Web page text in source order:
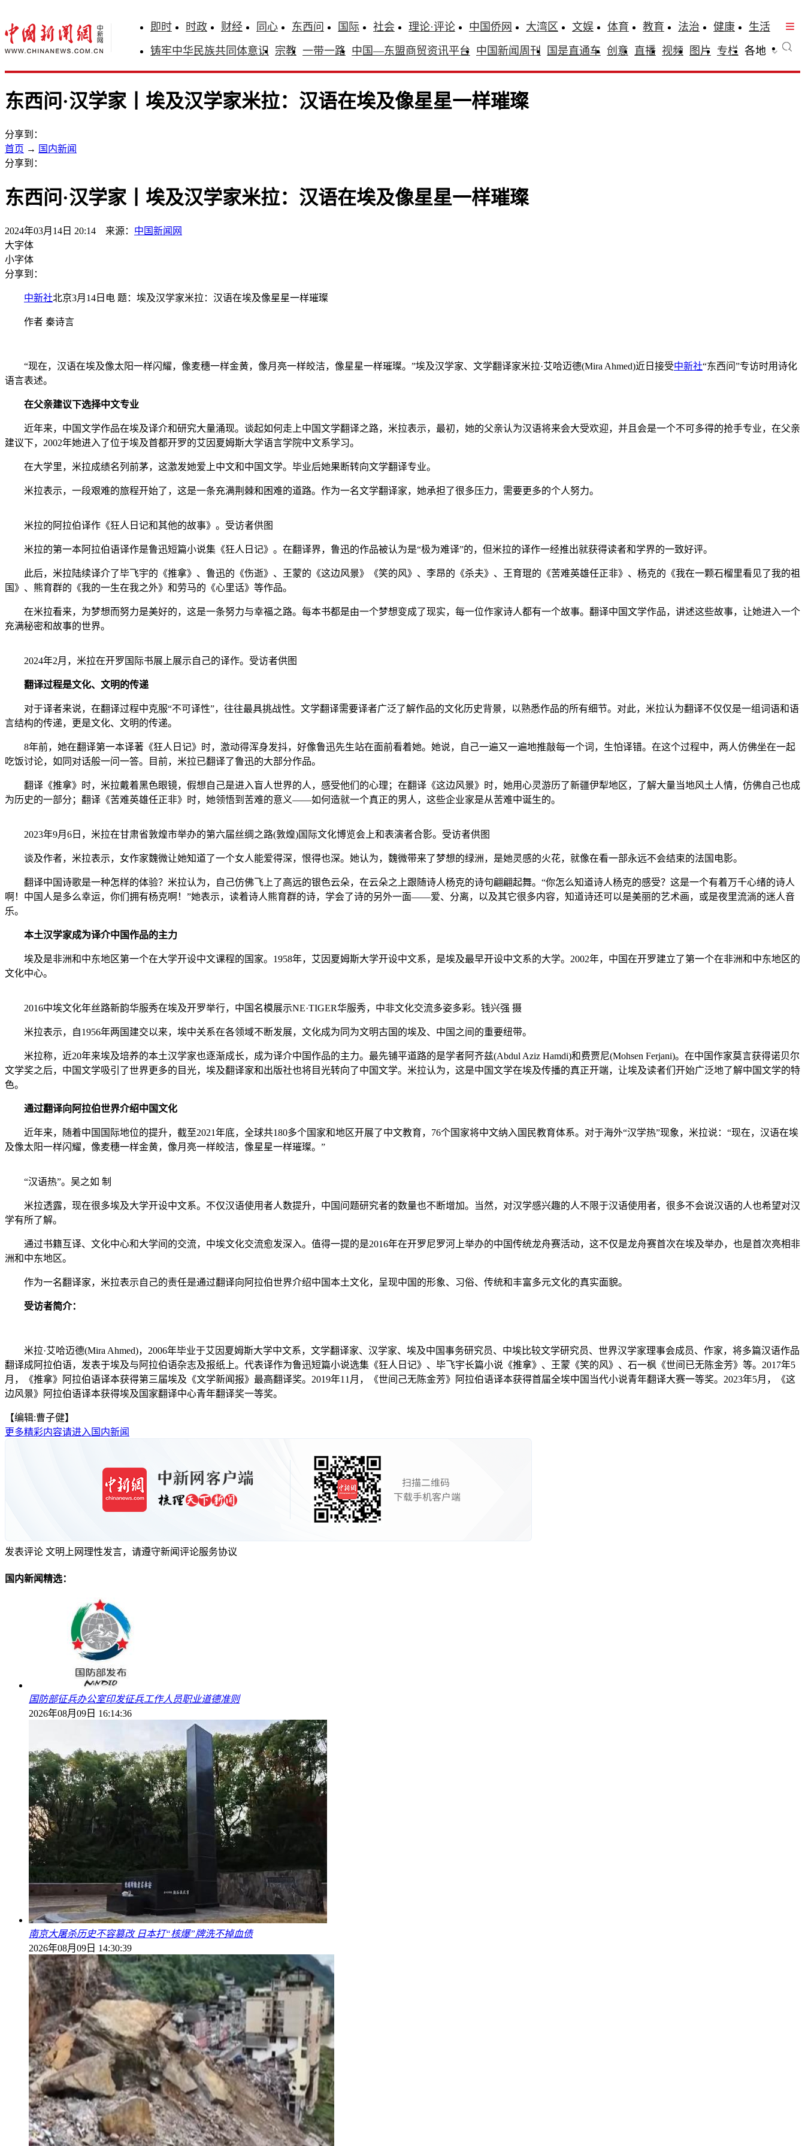
即时 时政 财经 同心 东西问 国际 社会 理论·评论 中国侨网 大湾区 文娱 体育 教育 法治 健康
生活
铸牢中华民族共同体意识 宗教 一带一路 中国—东盟商贸资讯平台 中国新闻周刊 国是直通车 创意 直播 视频 图片 专栏 各地
东西问·汉学家丨埃及汉学家米拉：汉语在埃及像星星一样璀璨
分享到：
首页 → 国内新闻
分享到：
东西问·汉学家丨埃及汉学家米拉：汉语在埃及像星星一样璀璨
2024年03月14日 20:14 来源： 中国新闻网
大字体
小字体
分享到：
中新社北京3月14日电 题：埃及汉学家米拉：汉语在埃及像星星一样璀璨
作者 秦诗言
“现在，汉语在埃及像太阳一样闪耀，像麦穗一样金黄，像月亮一样皎洁，像星星一样璀璨。”埃及汉学家、文学翻译家米拉·艾哈迈德(Mira Ahmed)近日接受中新社“东西问”专访时用诗化
语言表述。
在父亲建议下选择中文专业
近年来，中国文学作品在埃及译介和研究大量涌现。谈起如何走上中国文学翻译之路，米拉表示，最初，她的父亲认为汉语将来会大受欢迎，并且会是一个不可多得的抢手专业，在父亲
建议下，2002年她进入了位于埃及首都开罗的艾因夏姆斯大学语言学院中文系学习。
在大学里，米拉成绩名列前茅，这激发她爱上中文和中国文学。毕业后她果断转向文学翻译专业。
米拉表示，一段艰难的旅程开始了，这是一条充满荆棘和困难的道路。作为一名文学翻译家，她承担了很多压力，需要更多的个人努力。
米拉的阿拉伯译作《狂人日记和其他的故事》。受访者供图
米拉的第一本阿拉伯语译作是鲁迅短篇小说集《狂人日记》。在翻译界，鲁迅的作品被认为是“极为难译”的，但米拉的译作一经推出就获得读者和学界的一致好评。
此后，米拉陆续译介了毕飞宇的《推拿》、鲁迅的《伤逝》、王蒙的《这边风景》《笑的风》、李昂的《杀夫》、王育琨的《苦难英雄任正非》、杨克的《我在一颗石榴里看见了我的祖
国》、熊育群的《我的一生在我之外》和劳马的《心里话》等作品。
在米拉看来，为梦想而努力是美好的，这是一条努力与幸福之路。每本书都是由一个梦想变成了现实，每一位作家诗人都有一个故事。翻译中国文学作品，讲述这些故事，让她进入一个
充满秘密和故事的世界。
2024年2月，米拉在开罗国际书展上展示自己的译作。受访者供图
翻译过程是文化、文明的传递
对于译者来说，在翻译过程中克服“不可译性”，往往最具挑战性。文学翻译需要译者广泛了解作品的文化历史背景，以熟悉作品的所有细节。对此，米拉认为翻译不仅仅是一组词语和语
言结构的传递，更是文化、文明的传递。
8年前，她在翻译第一本译著《狂人日记》时，激动得浑身发抖，好像鲁迅先生站在面前看着她。她说，自己一遍又一遍地推敲每一个词，生怕译错。在这个过程中，两人仿佛坐在一起
吃饭讨论，如同对话般一问一答。目前，米拉已翻译了鲁迅的大部分作品。
翻译《推拿》时，米拉戴着黑色眼镜，假想自己是进入盲人世界的人，感受他们的心理；在翻译《这边风景》时，她用心灵游历了新疆伊犁地区，了解大量当地风土人情，仿佛自己也成
为历史的一部分；翻译《苦难英雄任正非》时，她领悟到苦难的意义——如何造就一个真正的男人，这些企业家是从苦难中诞生的。
2023年9月6日，米拉在甘肃省敦煌市举办的第六届丝绸之路(敦煌)国际文化博览会上和表演者合影。受访者供图
谈及作者，米拉表示，女作家魏微让她知道了一个女人能爱得深，恨得也深。她认为，魏微带来了梦想的绿洲，是她灵感的火花，就像在看一部永远不会结束的法国电影。
翻译中国诗歌是一种怎样的体验？米拉认为，自己仿佛飞上了高远的银色云朵，在云朵之上跟随诗人杨克的诗句翩翩起舞。“你怎么知道诗人杨克的感受？这是一个有着万千心绪的诗人
啊！中国人是多么幸运，你们拥有杨克啊！”她表示，读着诗人熊育群的诗，学会了诗的另外一面——爱、分离，以及其它很多内容，知道诗还可以是美丽的艺术画，或是夜里流淌的迷人音
乐。
本土汉学家成为译介中国作品的主力
埃及是非洲和中东地区第一个在大学开设中文课程的国家。1958年，艾因夏姆斯大学开设中文系，是埃及最早开设中文系的大学。2002年，中国在开罗建立了第一个在非洲和中东地区的
文化中心。
2016中埃文化年丝路新韵华服秀在埃及开罗举行，中国名模展示NE·TIGER华服秀，中非文化交流多姿多彩。钱兴强 摄
米拉表示，自1956年两国建交以来，埃中关系在各领域不断发展，文化成为同为文明古国的埃及、中国之间的重要纽带。
米拉称，近20年来埃及培养的本土汉学家也逐渐成长，成为译介中国作品的主力。最先铺平道路的是学者阿齐兹(Abdul Aziz Hamdi)和费贾尼(Mohsen Ferjani)。在中国作家莫言获得诺贝尔
文学奖之后，中国文学吸引了世界更多的目光，埃及翻译家和出版社也将目光转向了中国文学。米拉认为，这是中国文学在埃及传播的真正开端，让埃及读者们开始广泛地了解中国文学的特
色。
通过翻译向阿拉伯世界介绍中国文化
近年来，随着中国国际地位的提升，截至2021年底，全球共180多个国家和地区开展了中文教育，76个国家将中文纳入国民教育体系。对于海外“汉学热”现象，米拉说：“现在，汉语在埃
及像太阳一样闪耀，像麦穗一样金黄，像月亮一样皎洁，像星星一样璀璨。”
“汉语热”。吴之如 制
米拉透露，现在很多埃及大学开设中文系。不仅汉语使用者人数提升，中国问题研究者的数量也不断增加。当然，对汉学感兴趣的人不限于汉语使用者，很多不会说汉语的人也希望对汉
学有所了解。
通过书籍互译、文化中心和大学间的交流，中埃文化交流愈发深入。值得一提的是2016年在开罗尼罗河上举办的中国传统龙舟赛活动，这不仅是龙舟赛首次在埃及举办，也是首次亮相非
洲和中东地区。
作为一名翻译家，米拉表示自己的责任是通过翻译向阿拉伯世界介绍中国本土文化，呈现中国的形象、习俗、传统和丰富多元文化的真实面貌。
受访者简介：
米拉·艾哈迈德(Mira Ahmed)，2006年毕业于艾因夏姆斯大学中文系，文学翻译家、汉学家、埃及中国事务研究员、中埃比较文学研究员、世界汉学家理事会成员、作家，将多篇汉语作品
翻译成阿拉伯语，发表于埃及与阿拉伯语杂志及报纸上。代表译作为鲁迅短篇小说选集《狂人日记》、毕飞宇长篇小说《推拿》、王蒙《笑的风》、石一枫《世间已无陈金芳》等。2017年5
月，《推拿》阿拉伯语译本获得第三届埃及《文学新闻报》最高翻译奖。2019年11月，《世间己无陈金芳》阿拉伯语译本获得首届全埃中国当代小说青年翻译大赛一等奖。2023年5月，《这
边风景》阿拉伯语译本获得埃及国家翻译中心青年翻译奖一等奖。
【编辑:曹子健】
更多精彩内容请进入国内新闻
发表评论 文明上网理性发言，请遵守新闻评论服务协议
国内新闻精选：
国防部征兵办公室印发征兵工作人员职业道德准则
2026年08月09日 16:14:36
南京大屠杀历史不容篡改 日本打“核爆”牌洗不掉血债
2026年08月09日 14:30:39